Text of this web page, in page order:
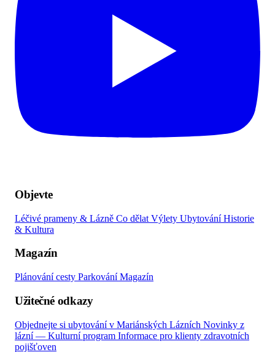
Objevte
Léčivé prameny & Lázně Co dělat Výlety UbytováníHistorie
& Kultura
Magazín
Plánování cesty ParkováníMagazín
Užitečné odkazy
Objednejte si ubytování v Mariánských Lázních Novinky z
lázní — Kulturní program Informace pro klienty zdravotních
pojišťoven